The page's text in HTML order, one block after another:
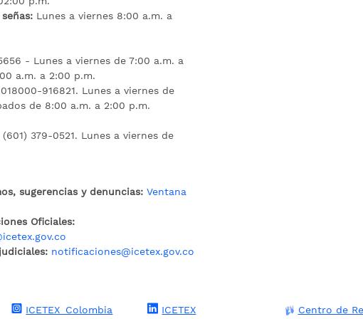
Lunes a viernes 8:00 a.m. a
- Lunes a viernes de 7:00 a.m. a
a.m. a 2:00 p.m.
018000-916821. Lunes a viernes de
de 8:00 a.m. a 2:00 p.m.
(601) 379-0521. Lunes a viernes de
sugerencias y denuncias: Ventana
Oficiales:
notificaciones@icetex.gov.co
ICETEX_Colombia ICETEX Centro de